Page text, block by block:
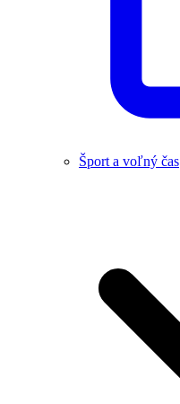
Šport a voľný čas